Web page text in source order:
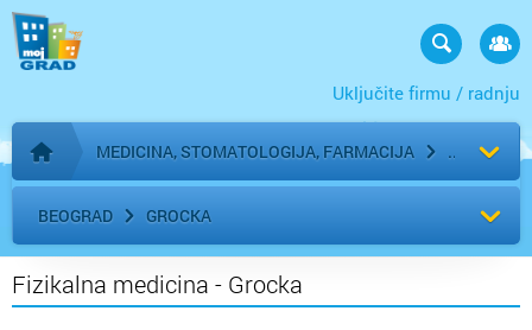
Uključite firmu / radnju
Početna stranica
MEDICINA, STOMATOLOGIJA, FARMACIJA
BEOGRAD GROCKA
Fizikalna medicina - Grocka